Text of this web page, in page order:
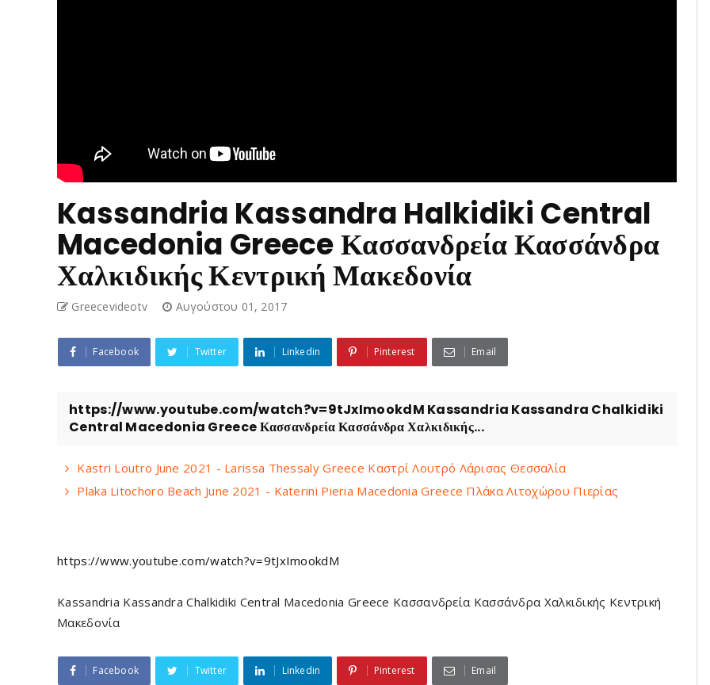
Kassandria Kassandra Halkidiki Central
Macedonia Greece Κασσανδρεία Κασσάνδρα
Χαλκιδικής Κεντρική Μακεδονία
Greecevideotv Αυγούστου 01, 2017
Facebook Twitter Linkedin Pinterest Email
https://www.youtube.com/watch?v=9tJxImookdM Kassandria Kassandra Chalkidiki
Central Macedonia Greece Κασσανδρεία Κασσάνδρα Χαλκιδικής...
Kastri Loutro June 2021 - Larissa Thessaly Greece Καστρί Λουτρό Λάρισας Θεσσαλία
Plaka Litochoro Beach June 2021 - Katerini Pieria Macedonia Greece Πλάκα Λιτοχώρου Πιερίας
https://www.youtube.com/watch?v=9tJxImookdM
Kassandria Kassandra Chalkidiki Central Macedonia Greece Κασσανδρεία Κασσάνδρα Χαλκιδικής Κεντρική
Μακεδονία
Facebook Twitter Linkedin Pinterest Email